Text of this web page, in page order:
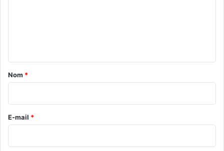
a
r
e
Nom *
E-mail *